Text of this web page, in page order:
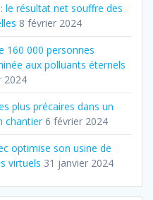
le résultat net souffre des
8 février 2024
160 000 personnes
aux polluants éternels
2024
plus précaires dans un
chantier 6 février 2024
optimise son usine de
virtuels 31 janvier 2024